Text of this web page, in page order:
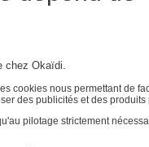
chez Okaïdi.
cookies nous permettant de
des publicités et des
pilotage strictement